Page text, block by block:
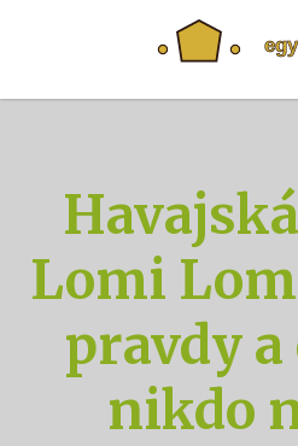
Lomi
pravdy a
nikdo